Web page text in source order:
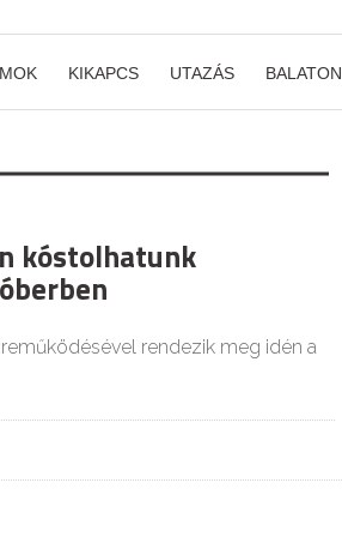
KIKAPCS UTAZÁS BALATON
kóstolhatunk
rendezik meg idén a